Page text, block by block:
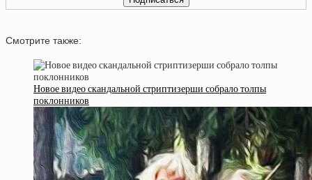
Смотрите также:
Новое видео скандальной стриптизерши собрало толпы
поклонников